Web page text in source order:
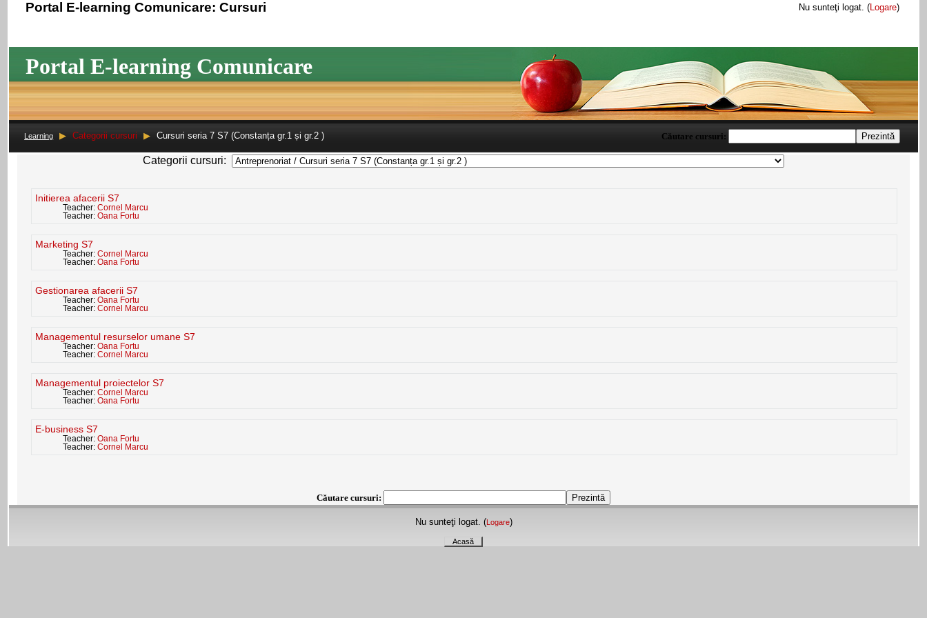
Portal E-learning Comunicare: Cursuri Nu sunteţi logat. (Logare)
Portal E-learning Comunicare
Learning ▶ Categorii cursuri ▶ Cursuri seria 7 S7 (Constanța gr.1 și gr.2 ) Căutare cursuri:
Categorii cursuri:
Initierea afacerii S7
Teacher:Cornel Marcu
Teacher:Oana Fortu
Marketing S7
Teacher:Cornel Marcu
Teacher:Oana Fortu
Gestionarea afacerii S7
Teacher:Oana Fortu
Teacher:Cornel Marcu
Managementul resurselor umane S7
Teacher:Oana Fortu
Teacher:Cornel Marcu
Managementul proiectelor S7
Teacher:Cornel Marcu
Teacher:Oana Fortu
E-business S7
Teacher:Oana Fortu
Teacher:Cornel Marcu
Căutare cursuri:
Nu sunteţi logat. (Logare)
Acasă